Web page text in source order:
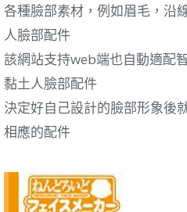
各種臉部素材，例如眉毛，沿
人臉部配件
該網站支持web端也自動適配
黏土人臉部配件
決定好自己設計的臉部形象後
相應的配件